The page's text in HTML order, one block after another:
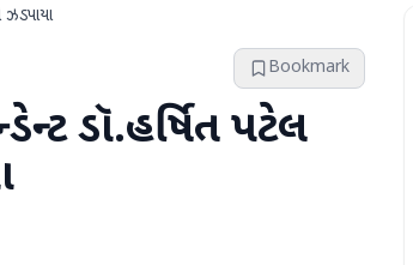
ઝડપાયા
Bookmark
ડૉ.હર્ષિત પટેલ